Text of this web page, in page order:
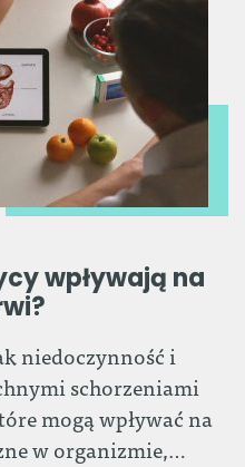
wpływają na
niedoczynność i
schorzeniami
mogą wpływać na
w organizmie,…